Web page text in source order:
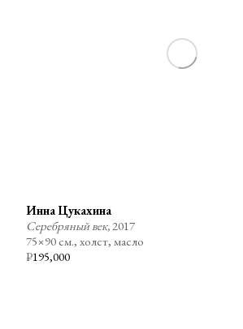
₽195,000
Инна Цукахина
Серебряный век,2017
75×90 см., холст, масло